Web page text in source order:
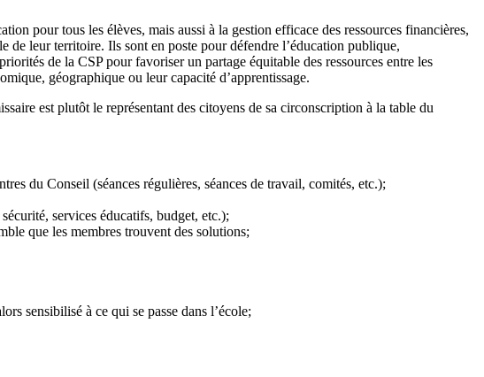
pour tous les élèves, mais aussi à la gestion efficace des ressources financières,
de leur territoire. Ils sont en poste pour défendre l’éducation publique,
de la CSP pour favoriser un partage équitable des ressources entre les
géographique ou leur capacité d’apprentissage.
est plutôt le représentant des citoyens de sa circonscription à la table du
du Conseil (séances régulières, séances de travail, comités, etc.);
services éducatifs, budget, etc.);
que les membres trouvent des solutions;
sensibilisé à ce qui se passe dans l’école;